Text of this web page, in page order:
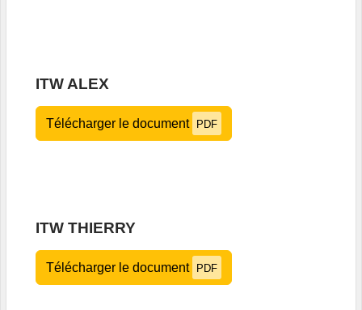
ITW ALEX
Télécharger le document PDF
ITW THIERRY
Télécharger le document PDF